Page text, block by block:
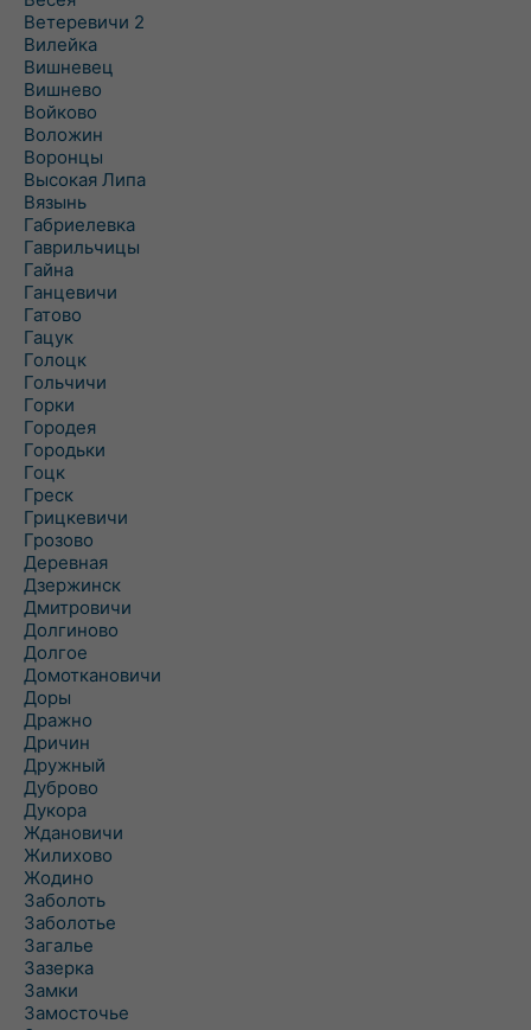
Ветеревичи 2
Вилейка
Вишневец
Вишнево
Войково
Воложин
Воронцы
Высокая Липа
Вязынь
Габриелевка
Гаврильчицы
Гайна
Ганцевичи
Гатово
Гацук
Голоцк
Гольчичи
Горки
Городея
Городьки
Гоцк
Греск
Грицкевичи
Грозово
Деревная
Дзержинск
Дмитровичи
Долгиново
Долгое
Домоткановичи
Доры
Дражно
Дричин
Дружный
Дуброво
Дукора
Ждановичи
Жилихово
Жодино
Заболоть
Заболотье
Загалье
Зазерка
Замки
Замосточье